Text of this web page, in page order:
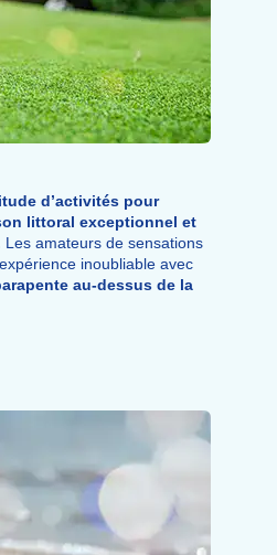
d’activités pour
littoral exceptionnel et
Les amateurs de sensations
inoubliable avec
au-dessus de la
des moments plus
notamment lors des
aventure, détente et
de la mer.